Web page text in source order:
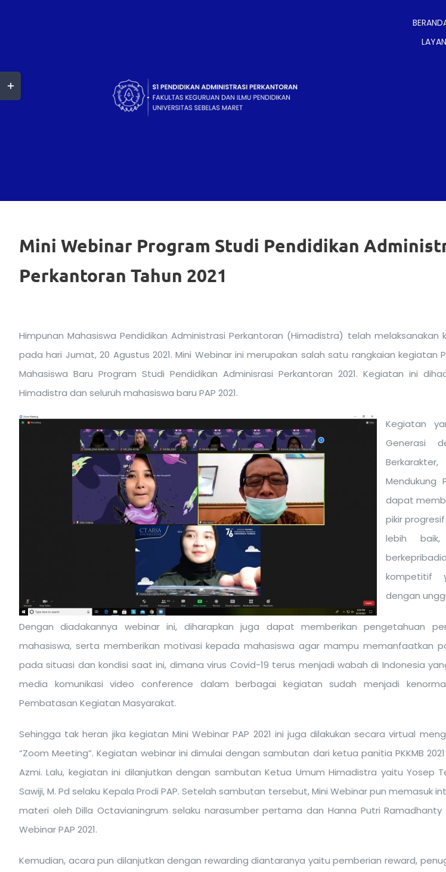
Mini Webinar Program Studi Pendidikan
Perkantoran Tahun 2021
Himpunan Mahasiswa Pendidikan Administrasi Perkantoran (Himadistra) telah melaksanakan
pada hari Jumat, 20 Agustus 2021. Mini Webinar ini merupakan salah satu rangkaian kegiatan
Mahasiswa Baru Program Studi Pendidikan Adminisrasi Perkantoran 2021. Kegiatan ini
Himadistra dan seluruh mahasiswa baru PAP 2021.
Kegiatan
Generasi
Mendukung
dapat
pikir
lebih
kompetitif
dengan
Dengan diadakannya webinar ini, diharapkan juga dapat memberikan pengetahuan
mahasiswa, serta memberikan motivasi kepada mahasiswa agar mampu memanfaatkan
pada situasi dan kondisi saat ini, dimana virus Covid-19 terus menjadi wabah di Indonesia
media komunikasi video conference dalam berbagai kegiatan sudah menjadi
Pembatasan Kegiatan Masyarakat.
Sehingga tak heran jika kegiatan Mini Webinar PAP 2021 ini juga dilakukan secara virtual
“Zoom Meeting”. Kegiatan webinar ini dimulai dengan sambutan dari ketua panitia PKKMB
Azmi. Lalu, kegiatan ini dilanjutkan dengan sambutan Ketua Umum Himadistra yaitu Yosep
Sawiji, M. Pd selaku Kepala Prodi PAP. Setelah sambutan tersebut, Mini Webinar pun memasuk
materi oleh Dilla Octavianingrum selaku narasumber pertama dan Hanna Putri Ramadhanty
Webinar PAP 2021.
Kemudian, acara pun dilanjutkan dengan rewarding diantaranya yaitu pemberian reward,
Toggle
Sliding